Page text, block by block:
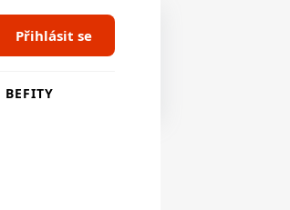
Přihlásit se
BEFITY